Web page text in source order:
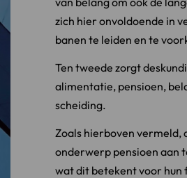
zich hier onvoldoende in
banen te leiden en te
Ten tweede zorgt
alimentatie, pensioen,
scheiding.
Zoals hierboven vermeld,
onderwerp pensioen aan
wat dit betekent voor hun